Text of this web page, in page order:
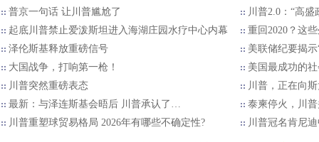
普京一句话 让川普尴尬了
川普2.0：“高盛
起底川普禁止爱泼斯坦进入海湖庄园水疗中心内幕
重回2020？这
泽伦斯基释放重磅信号
美联储纪要揭
大国战争，打响第一枪！
美国最成功的
川普突然重磅表态
川普，正在向
最新：与泽连斯基会晤后 川普承认了…
泰柬停火，川
川普重塑球贸易格局 2026年有哪些不确定性?
川普冠名肯尼